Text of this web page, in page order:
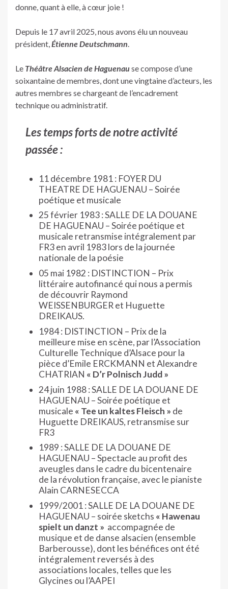
donne, quant à elle, à cœur joie !
Depuis le 17 avril 2025, nous avons élu un nouveau
président,ÉtienneDeutschmann.
Le Théâtre Alsacien de Haguenause compose d’une
soixantaine de membres, dont une vingtaine d’acteurs, les
autres membres se chargeant de l’encadrement
technique ou administratif.
Les temps forts de notre activité
passée :
11 décembre 1981 : FOYER DU
THEATRE DE HAGUENAU – Soirée
poétique et musicale
25 février 1983 : SALLE DE LA DOUANE
DE HAGUENAU – Soirée poétique et
musicale retransmise intégralement par
FR3 en avril 1983 lors de la journée
nationale de la poésie
05 mai 1982 : DISTINCTION – Prix
littéraire autofinancé qui nous a permis
de découvrir Raymond
WEISSENBURGER et Huguette
DREIKAUS.
1984 : DISTINCTION – Prix de la
meilleure mise en scène, par l’Association
Culturelle Technique d’Alsace pour la
pièce d’Emile ERCKMANN et Alexandre
CHATRIAN « D’r Polnisch Judd »
24 juin 1988 : SALLE DE LA DOUANE DE
HAGUENAU – Soirée poétique et
musicale « Tee un kaltes Fleisch » de
Huguette DREIKAUS, retransmise sur
FR3
1989 : SALLE DE LA DOUANE DE
HAGUENAU – Spectacle au profit des
aveugles dans le cadre du bicentenaire
de la révolution française, avec le pianiste
Alain CARNESECCA
1999/2001 : SALLE DE LA DOUANE DE
HAGUENAU – soirée sketchs « Hawenau
spielt un danzt » accompagnée de
musique et de danse alsacien (ensemble
Barberousse), dont les bénéfices ont été
intégralement reversés à des
associations locales, telles que les
Glycines ou l’AAPEI